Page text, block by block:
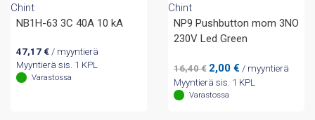
Chint
NB1H-63 3C 40A 10 kA
47,17 €/ myyntierä
Myyntierä sis. 1 KPL
Varastossa
Chint
NP9 Pushbutton mom 3NO
230V Led Green
16,40€ Alkuperäinen
hinta
oli:
2,00 €Nykyinen
hinta
/ myyntierä
Myyntierä sis. 1 KPL
Varastossa